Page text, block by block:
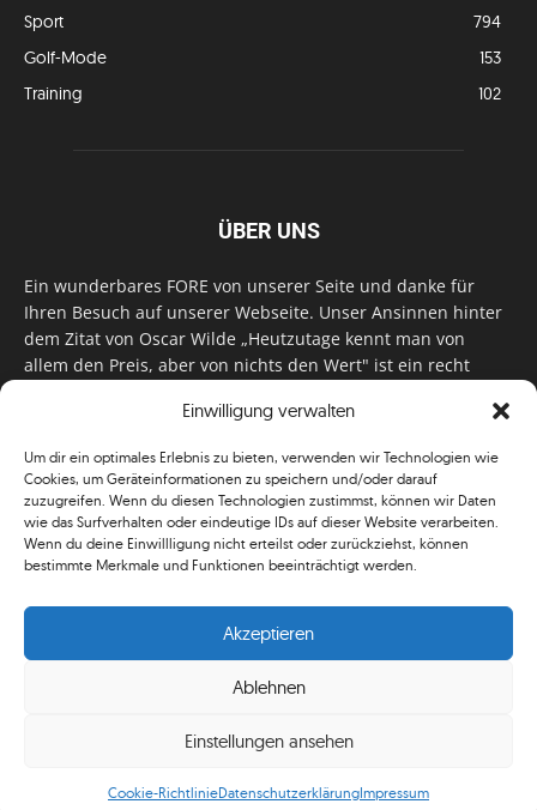
Einwilligung verwalten
Um dir ein optimales Erlebnis zu bieten, verwenden wir Technologien wie
Cookies, um Geräteinformationen zu speichern und/oder darauf
zuzugreifen. Wenn du diesen Technologien zustimmst, können wir Daten
wie das Surfverhalten oder eindeutige IDs auf dieser Website verarbeiten.
Wenn du deine Einwillligung nicht erteilst oder zurückziehst, können
bestimmte Merkmale und Funktionen beeinträchtigt werden.
Akzeptieren
Ablehnen
Einstellungen ansehen
Cookie-RichtlinieDatenschutzerklärungImpressum
Sport
794
Golf-Mode
153
Training
102
ÜBER UNS
Ein wunderbares FORE von unserer Seite und danke für
Ihren Besuch auf unserer Webseite. Unser Ansinnen hinter
dem Zitat von Oscar Wilde „Heutzutage kennt man von
allem den Preis, aber von nichts den Wert" ist ein recht
für Monat unser Bestes, um Sie mit außergewöhnlichen
zu versorgen. Im Magazin, auf unserer Website & auf
unseren Social Media Plattformen! Das verdient im
klassischen Wortsinn nicht nur Anerkennung!
Impressum/Kontakt
Informationspflicht Leaderboard